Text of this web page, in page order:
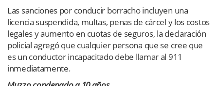
Las sanciones por conducir borracho incluyen una
licencia suspendida, multas, penas de cárcel y los costos
legales y aumento en cuotas de seguros, la declaración
policial agregó que cualquier persona que se cree que
es un conductor incapacitado debe llamar al 911
inmediatamente.